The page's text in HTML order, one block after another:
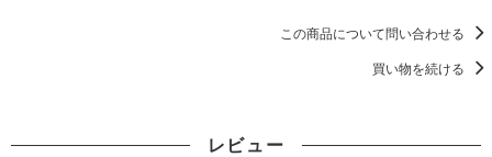
この商品について問い合わせる
買い物を続ける
レビュー